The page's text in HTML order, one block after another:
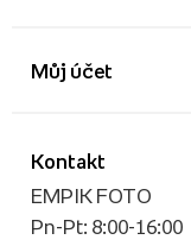
Kontakt
EMPIK FOTO
Pn-Pt: 8:00-16:00
Můj účet